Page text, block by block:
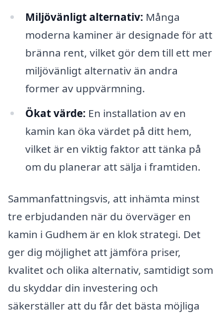
Miljövänligt alternativ: Många
moderna kaminer är designade för att
bränna rent, vilket gör dem till ett mer
miljövänligt alternativ än andra
former av uppvärmning.
Ökat värde: En installation av en
kamin kan öka värdet på ditt hem,
vilket är en viktig faktor att tänka på
om du planerar att sälja i framtiden.
Sammanfattningsvis, att inhämta minst
tre erbjudanden när du överväger en
kamin i Gudhem är en klok strategi. Det
ger dig möjlighet att jämföra priser,
kvalitet och olika alternativ, samtidigt som
du skyddar din investering och
säkerställer att du får det bästa möjliga